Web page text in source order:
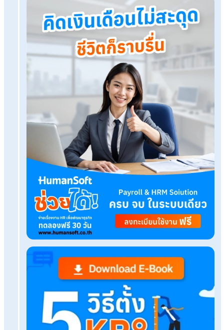
AI กับงาน HR: รวม AI ที่ช่วยจัดการงานบุคคลได้อย่างมืออา
โปรแกรมเงินเดือน HumanSoft
ทดลองใช้ฟรี 30 วันครบทุกฟังก์ชัน
บริการขึ้นระบบ ฟรี ไม่มีค่าใช้จ่ายใดๆ ทั้งสิ้น ยกเลิกเมื่อไหร่ก็ได้
ทดลองใช้งานฟรี
Tags:
ยิงแอด
เรื่องที่คุณอาจสนใจ
ขายของออนไลน์ ต้องเสียภาษียังไง เมื่อไหร่?